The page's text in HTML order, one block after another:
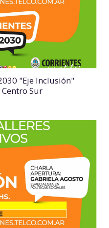
"Eje Inclusión"
Sur